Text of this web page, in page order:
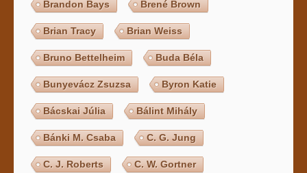
Brandon Bays Brené Brown
Brian Tracy Brian Weiss
Bruno Bettelheim Buda Béla
Bunyevácz Zsuzsa Byron Katie
Bácskai Júlia Bálint Mihály
Bánki M. Csaba C. G. Jung
C. J. Roberts C. W. Gortner